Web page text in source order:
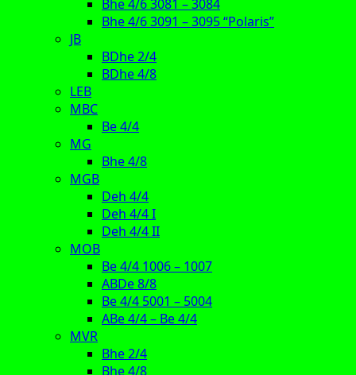
Bhe 4/6 3081 – 3084
Bhe 4/6 3091 – 3095 “Polaris”
JB
BDhe 2/4
BDhe 4/8
LEB
MBC
Be 4/4
MG
Bhe 4/8
MGB
Deh 4/4
Deh 4/4 I
Deh 4/4 II
MOB
Be 4/4 1006 – 1007
ABDe 8/8
Be 4/4 5001 – 5004
ABe 4/4 – Be 4/4
MVR
Bhe 2/4
Bhe 4/8